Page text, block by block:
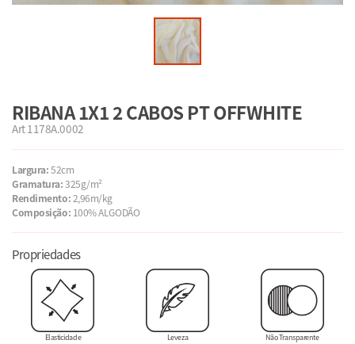
RIBANA 1X1 2 CABOS PT OFFWHITE
Art 1178A.0002
Largura:52cm
Gramatura:325g/m²
Rendimento:2,96m/kg
Composição: 100% ALGODÃO
Propriedades
Elasticidade Leveza Não Transparente